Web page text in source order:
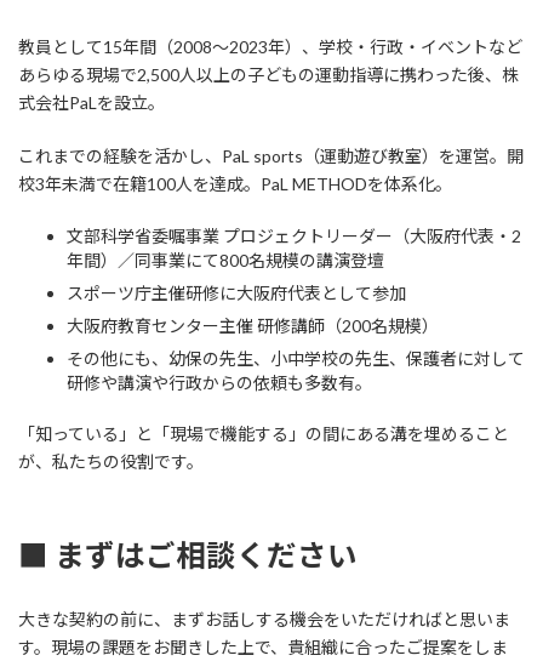
教員として15年間（2008〜2023年）、学校・行政・イベントなど
あらゆる現場で2,500人以上の子どもの運動指導に携わった後、株
式会社PaLを設立。
これまでの経験を活かし、PaL sports（運動遊び教室）を運営。開
校3年未満で在籍100人を達成。PaL METHODを体系化。
文部科学省委嘱事業 プロジェクトリーダー（大阪府代表・2
年間）／同事業にて800名規模の講演登壇
スポーツ庁主催研修に大阪府代表として参加
大阪府教育センター主催 研修講師（200名規模）
その他にも、幼保の先生、小中学校の先生、保護者に対して
研修や講演や行政からの依頼も多数有。
「知っている」と「現場で機能する」の間にある溝を埋めること
が、私たちの役割です。
■ まずはご相談ください
大きな契約の前に、まずお話しする機会をいただければと思いま
す。現場の課題をお聞きした上で、貴組織に合ったご提案をしま